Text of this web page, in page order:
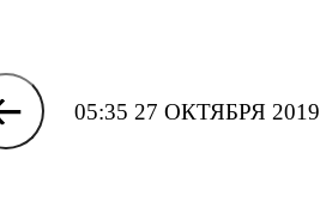
05:35 27 ОКТЯБРЯ 2019